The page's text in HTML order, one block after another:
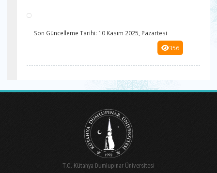
Son Güncelleme Tarihi: 10 Kasım 2025, Pazartesi
356
T.C. Kütahya Dumlupınar Üniversitesi